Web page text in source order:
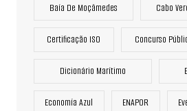
Baía De Moçâmedes Cabo
Certificação ISO Concurso
Dicionário Marítimo
Economía Azul ENAPOR